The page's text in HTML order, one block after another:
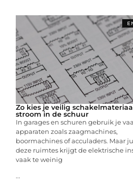
Zo kies je veilig
stroom in de schuur
In garages en schuren gebruik je
apparaten zoals zaagmachines,
boormachines of acculaders. Maar
deze ruimtes krijgt de elektrische
vaak te weinig
...